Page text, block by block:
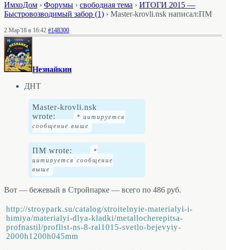
ИмхоДом › Форумы › свободная тема › ИТОГИ 2015 —
Быстровозводимый забор (1) › Master-krovli.nsk написал:ПМ
2 Мар'18 в 16:42 #148300
Незнайкин
ДНТ
Master-krovli.nsk
wrote:
ПМ wrote:
Вот — бежевый в Стройпарке — всего по 486 руб.
http://stroypark.su/catalog/stroitelnyie-materialyi-i-
himiya/materialyi-dlya-kladki/metallocherepitsa-
profnastil/proflist-ns-8-ral1015-svetlo-bejevyiy-
2000h1200h045mm